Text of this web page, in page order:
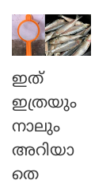
ഇത്
ഇത്രയും
നാലും
അറിയാ
തെ